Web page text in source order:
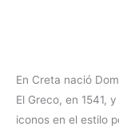
En Creta nació
El Greco, en 1541,
iconos en el estilo